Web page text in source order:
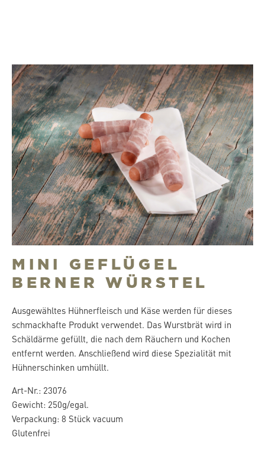
MINI GEFLÜGEL
BERNER WÜRSTEL
Ausgewähltes Hühnerfleisch und Käse werden für dieses
schmackhafte Produkt verwendet. Das Wurstbrät wird in
Schäldärme gefüllt, die nach dem Räuchern und Kochen
entfernt werden. Anschließend wird diese Spezialität mit
Hühnerschinken umhüllt.
Art-Nr.: 23076
Gewicht: 250g/egal.
Verpackung: 8 Stück vacuum
Glutenfrei